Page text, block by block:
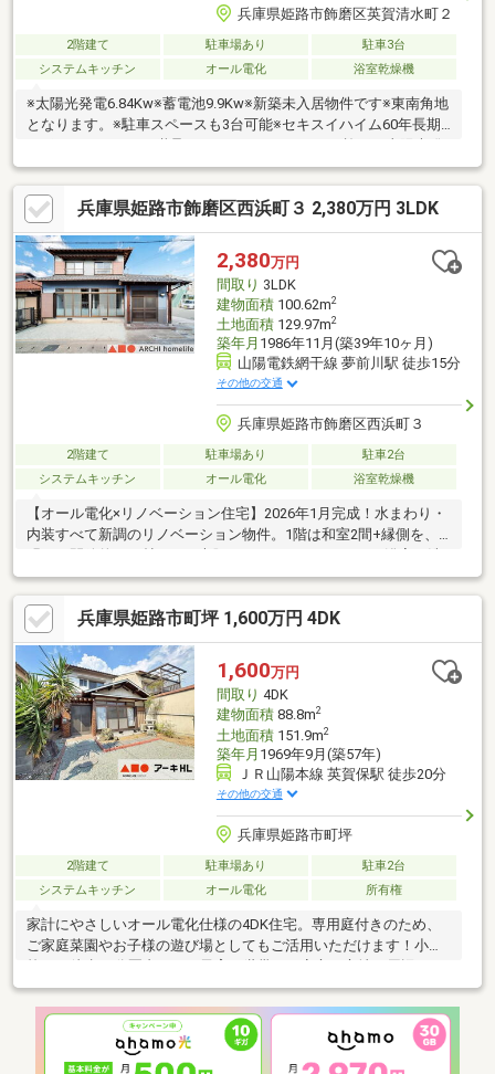
兵庫県姫路市飾磨区英賀清水町２
2階建て 駐車場あり
駐車3台
システムキッチン
オール電化 浴室乾燥機
※太陽光発電6.84Kw※蓄電池9.9Kw※新築未入居物件です※東南角地
となります。※駐車スペースも3台可能※セキスイハイム60年長期
電・蓄電池搭載のオール電化住宅。家計にやさしい新築（令和7年
11月完成）未入居物件です。1階には快適エアリーを設置。雨戸
も電動シャッターなので開閉が楽々です。収納もたくさんあるお
家となります。またセキスイハイムによる長期６０年サポートシ
ステムも継承され、長く安心してお住まいできる物件です。英賀
保駅や小学校、清水公園も近く、小さなお子様がいらっしゃるご
家庭にも安心・安全です。是非、お問合せ下さいませ。
兵庫県姫路市飾磨区西浜町３ 2,380万円 3LDK
2,380万円
間取り 3LDK
建物面積100.62m2
土地面積129.97m2
築年月 1986年11月(築39年10ヶ月)
山陽電鉄網干線 夢前川駅 徒歩15分
その他の交通
兵庫県姫路市飾磨区西浜町３
2階建て 駐車場あり
駐車2台
システムキッチン
オール電化 浴室乾燥機
【オール電化×リノベーション住宅】2026年1月完成！水まわり・
内装すべて新調のリノベーション物件。1階は和室2間+縁側を、
面・トイレ・給湯器も新品交換で新築同様の快適さです！回遊で
きる動線設計で、LDK～洋室～WIC～廊下～LDKと行き止まりのな
い間取り。家事や日常動線がスムーズで、暮らしやすさを実感で
きます。洗面スペースも広めに確保し、朝の身支度も快適！1階に
寝室を配置すれば、老後も平屋感覚で過ごせる間取りです！2階部
分はお客様の好きなようにリフォームができます！14帖の1部屋
にするのもいいですね！
兵庫県姫路市町坪 1,600万円 4DK
1,600万円
間取り 4DK
建物面積88.8m2
土地面積151.9m2
築年月 1969年9月(築57年)
ＪＲ山陽本線 英賀保駅 徒歩20分
その他の交通
兵庫県姫路市町坪
2階建て 駐車場あり
駐車2台
システムキッチン
オール電化 所有権
家計にやさしいオール電化仕様の4DK住宅。専用庭付きのため、
ご家庭菜園やお子様の遊び場としてもご活用いただけます！小学
買い物施設や生活利便施設が多数揃っており、快適な暮らしをサ
ポートします♪充実した設備と利便性を兼ね備えた魅力的な住まい